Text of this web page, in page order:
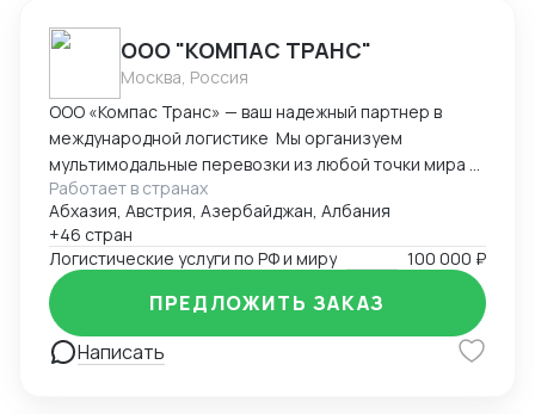
ООО "КОМПАС ТРАНС"
Москва, Россия
ООО «Компас Транс» — ваш надежный партнер в
международной логистике Мы организуем
мультимодальные перевозки из любой точки мира с
полным таможенным сопровождением.
Предоставляем комплекс складских услуг в
ключевых логистических хабах Европы, Азии и
России. Специализируемся на перевозках
температурных грузов с гарантированным
соблюдением режима. Обеспечиваем доставку
сборных и генеральных грузов с ежедневным
Работает в странах
Абхазия, Австрия, Азербайджан, Албания
+46 стран
Логистические услуги по РФ и миру
100 000 ₽
Написать
ПРЕДЛОЖИТЬ ЗАКАЗ